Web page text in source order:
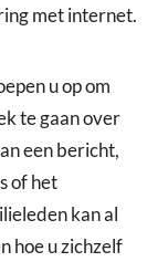
met internet.
u op om
te gaan over
een bericht,
of het
kan al
hoe u zichzelf